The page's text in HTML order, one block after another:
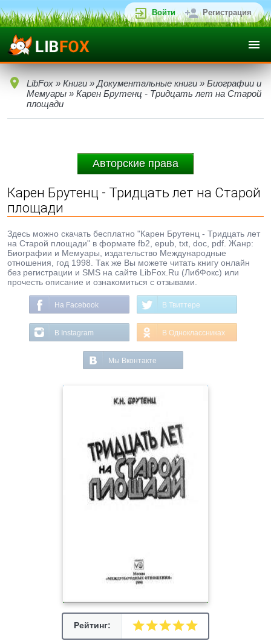
Войти Регистрация
LibFox » Книги » Документальные книги » Биографии и
Мемуары » Карен Брутенц - Тридцать лет на Cтарой
площади
Авторские права
Карен Брутенц - Тридцать лет на Cтарой
площади
Здесь можно скачать бесплатно "Карен Брутенц - Тридцать лет
на Cтарой площади" в формате fb2, epub, txt, doc, pdf. Жанр:
Биографии и Мемуары, издательство Международные
отношения, год 1998. Так же Вы можете читать книгу онлайн
без регистрации и SMS на сайте LibFox.Ru (ЛибФокс) или
прочесть описание и ознакомиться с отзывами.
На Facebook В Твиттере
В Instagram В Одноклассниках
Мы Вконтакте
Рейтинг: